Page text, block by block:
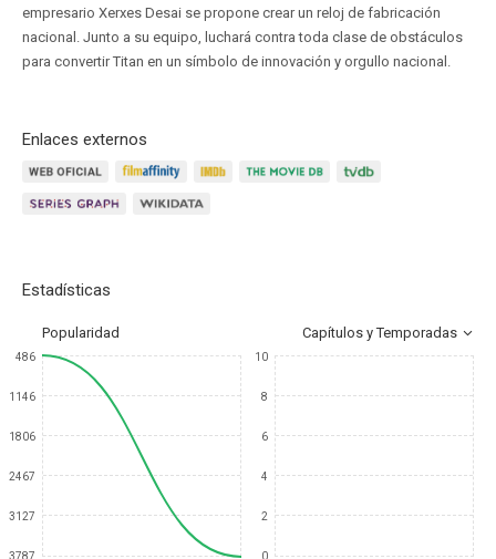
empresario Xerxes Desai se propone crear un reloj de fabricación
nacional. Junto a su equipo, luchará contra toda clase de obstáculos
para convertir Titan en un símbolo de innovación y orgullo nacional.
Enlaces externos
Estadísticas
Popularidad Capítulos y Temporadas
486
1146
1806
2467
3127
3787
10
8
6
4
2
0